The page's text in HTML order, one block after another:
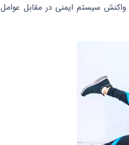
سیستم ایمنی در مقابل عوامل